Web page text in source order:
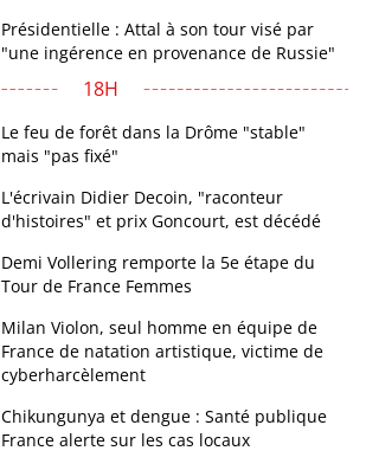
Présidentielle : Attal à son tour visé par
"une ingérence en provenance de Russie"
18H
Le feu de forêt dans la Drôme "stable"
mais "pas fixé"
L'écrivain Didier Decoin, "raconteur
d'histoires" et prix Goncourt, est décédé
Demi Vollering remporte la 5e étape du
Tour de France Femmes
Milan Violon, seul homme en équipe de
France de natation artistique, victime de
cyberharcèlement
Chikungunya et dengue : Santé publique
France alerte sur les cas locaux